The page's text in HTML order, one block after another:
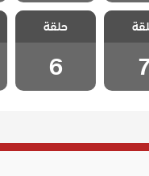
ثلاث
7
مسلسل ثلاث
اخوات الحلقة 6
حلقة
6